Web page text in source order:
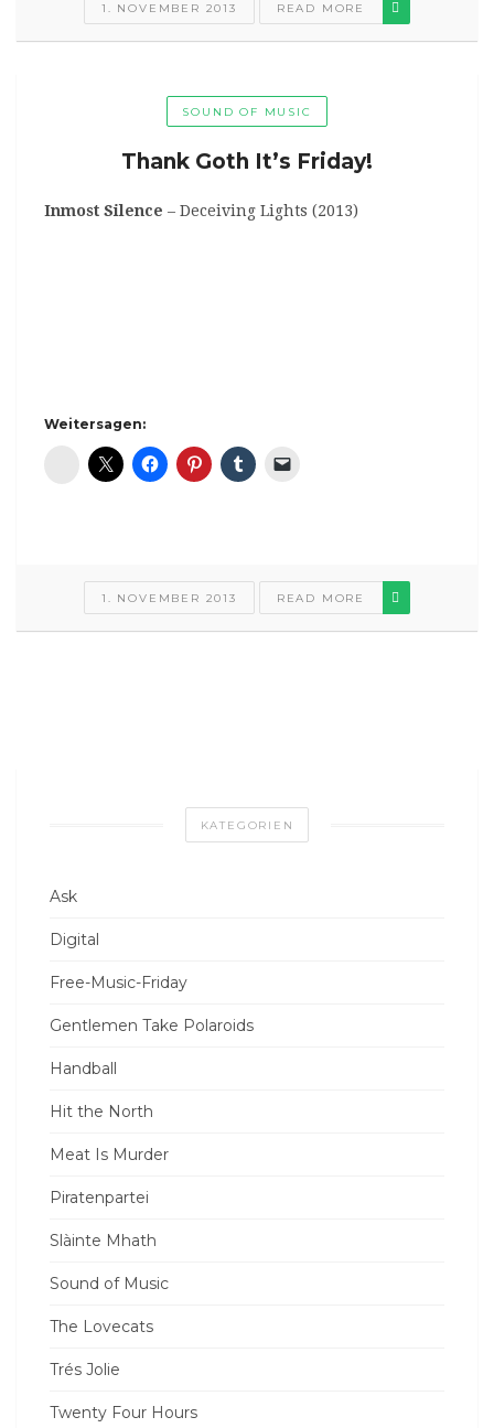
1. NOVEMBER 2013 READ MORE
SOUND OF MUSIC
Thank Goth It’s Friday!
Inmost Silence – Deceiving Lights (2013)
Weitersagen:
Diaspora*
1. NOVEMBER 2013 READ MORE
KATEGORIEN
Ask
Digital
Free-Music-Friday
Gentlemen Take Polaroids
Handball
Hit the North
Meat Is Murder
Piratenpartei
Slàinte Mhath
Sound of Music
The Lovecats
Trés Jolie
Twenty Four Hours